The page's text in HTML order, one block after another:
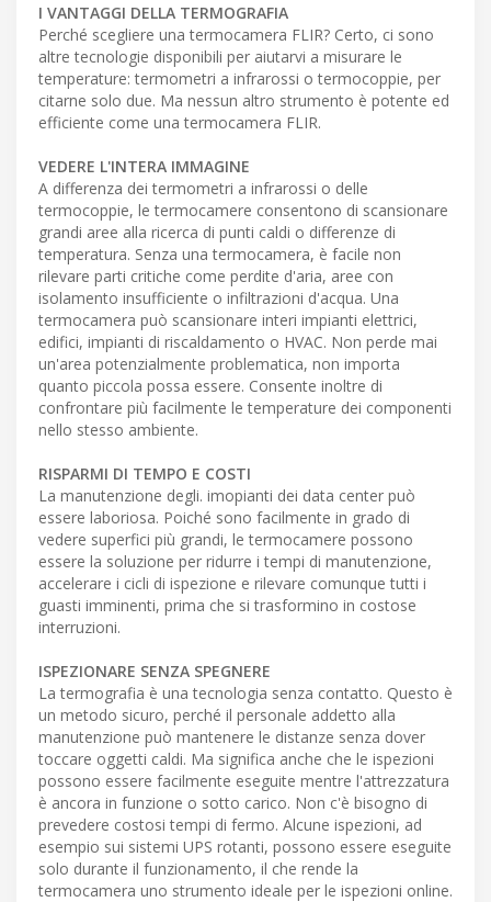
I VANTAGGI DELLA TERMOGRAFIA
Perché scegliere una termocamera FLIR? Certo, ci sono
altre tecnologie disponibili per aiutarvi a misurare le
temperature: termometri a infrarossi o termocoppie, per
citarne solo due. Ma nessun altro strumento è potente ed
efficiente come una termocamera FLIR.
VEDERE L'INTERA IMMAGINE
A differenza dei termometri a infrarossi o delle
termocoppie, le termocamere consentono di scansionare
grandi aree alla ricerca di punti caldi o differenze di
temperatura. Senza una termocamera, è facile non
rilevare parti critiche come perdite d'aria, aree con
isolamento insufficiente o infiltrazioni d'acqua. Una
termocamera può scansionare interi impianti elettrici,
edifici, impianti di riscaldamento o HVAC. Non perde mai
un'area potenzialmente problematica, non importa
quanto piccola possa essere. Consente inoltre di
confrontare più facilmente le temperature dei componenti
nello stesso ambiente.
RISPARMI DI TEMPO E COSTI
La manutenzione degli. imopianti dei data center può
essere laboriosa. Poiché sono facilmente in grado di
vedere superfici più grandi, le termocamere possono
essere la soluzione per ridurre i tempi di manutenzione,
accelerare i cicli di ispezione e rilevare comunque tutti i
guasti imminenti, prima che si trasformino in costose
interruzioni.
ISPEZIONARE SENZA SPEGNERE
La termografia è una tecnologia senza contatto. Questo è
un metodo sicuro, perché il personale addetto alla
manutenzione può mantenere le distanze senza dover
toccare oggetti caldi. Ma significa anche che le ispezioni
possono essere facilmente eseguite mentre l'attrezzatura
è ancora in funzione o sotto carico. Non c'è bisogno di
prevedere costosi tempi di fermo. Alcune ispezioni, ad
esempio sui sistemi UPS rotanti, possono essere eseguite
solo durante il funzionamento, il che rende la
termocamera uno strumento ideale per le ispezioni online.